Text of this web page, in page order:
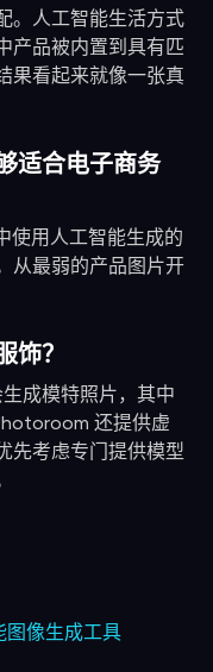
。人工智能生活方式
产品被内置到具有匹
果看起来就像一张真
适合电子商务
使用人工智能生成的
从最弱的产品图片开
饰？
成模特照片，其中
还提供虚
先考虑专门提供模型
图像生成工具